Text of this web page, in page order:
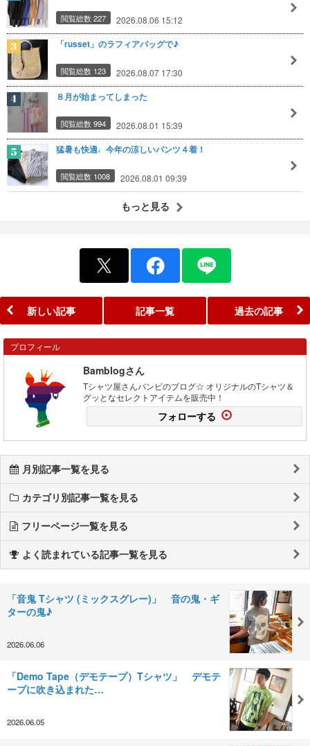
閲覧総数 227 2026.08.06 15:12
「russet」のラフィアバッグで♪
閲覧総数 123 2026.08.07 17:30
８月が始まってしまった
閲覧総数 994 2026.08.01 15:39
猛暑も快適♩今年の涼しいパンツ４着！
閲覧総数 1008 2026.08.01 09:39
もっと見る
新しい記事 記事一覧 過去の記事
プロフィール
Bamblogさん
Tシャツ屋さんバンビのブログ☆ オリジナルのTシャツ＆
グッとなセレクトアイテムを販売中！
フォローする
月別記事一覧を見る
カテゴリ別記事一覧を見る
フリーページ一覧を見る
よく読まれている記事一覧を見る
「音鬼 Tシャツ (ミックスグレー)」 音の鬼・ギ
ターの鬼♪
2026.06.06
「Demo Tape（デモテープ）Tシャツ」 デモテ
ープに吹き込まれた…
2026.06.05